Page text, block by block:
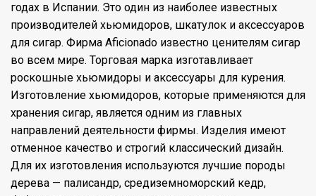
годах в Испании. Это один из наиболее известных
производителей хьюмидоров, шкатулок и аксессуаров
для сигар. Фирма Aficionado известно ценителям сигар
во всем мире. Торговая марка изготавливает
роскошные хьюмидоры и аксессуары для курения.
Изготовление хьюмидоров, которые применяются для
хранения сигар, является одним из главных
направлений деятельности фирмы. Изделия имеют
отменное качество и строгий классический дизайн.
Для их изготовления используются лучшие породы
дерева — палисандр, средиземноморский кедр,